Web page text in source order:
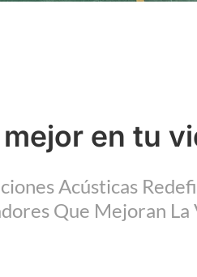
en tu
Acústicas
Que Mejoran La